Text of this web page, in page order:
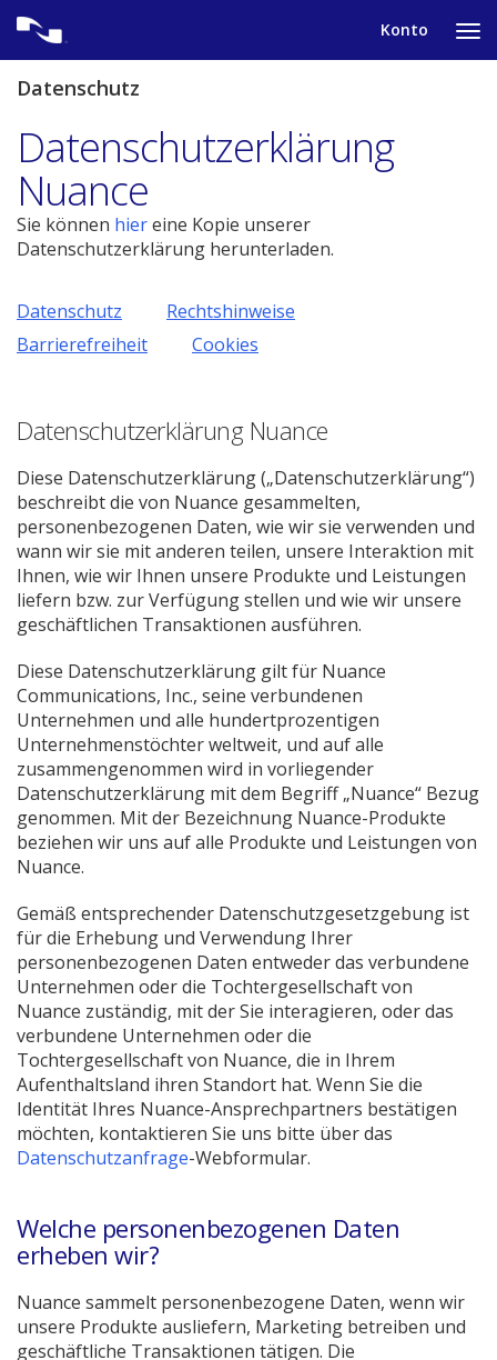
content
Konto
to
Datenschutz
Datenschutzerklärung
Nuance
Sie können hier(pdf.
Neues
eine Kopie unserer
Datenschutzerklärung herunterladen.
Datenschutz
Rechtshinweise
Barrierefreiheit
Cookies
Datenschutzerklärung Nuance
Diese Datenschutzerklärung („Datenschutzerklärung“)
beschreibt die von Nuance gesammelten,
personenbezogenen Daten, wie wir sie verwenden und
wann wir sie mit anderen teilen, unsere Interaktion mit
Ihnen, wie wir Ihnen unsere Produkte und Leistungen
liefern bzw. zur Verfügung stellen und wie wir unsere
geschäftlichen Transaktionen ausführen.
Diese Datenschutzerklärung gilt für Nuance
Communications, Inc., seine verbundenen
Unternehmen und alle hundertprozentigen
Unternehmenstöchter weltweit, und auf alle
zusammengenommen wird in vorliegender
Datenschutzerklärung mit dem Begriff „Nuance“ Bezug
genommen. Mit der Bezeichnung Nuance-Produkte
beziehen wir uns auf alle Produkte und Leistungen von
Nuance.
Gemäß entsprechender Datenschutzgesetzgebung ist
für die Erhebung und Verwendung Ihrer
personenbezogenen Daten entweder das verbundene
Unternehmen oder die Tochtergesellschaft von
Nuance zuständig, mit der Sie interagieren, oder das
verbundene Unternehmen oder die
Tochtergesellschaft von Nuance, die in Ihrem
Aufenthaltsland ihren Standort hat. Wenn Sie die
Identität Ihres Nuance-Ansprechpartners bestätigen
möchten, kontaktieren Sie uns bitte über das
Datenschutzanfrage(Neues
-Webformular.
Welche personenbezogenen Daten
erheben wir?
Nuance sammelt personenbezogene Daten, wenn wir
unsere Produkte ausliefern, Marketing betreiben und
geschäftliche Transaktionen tätigen. Die